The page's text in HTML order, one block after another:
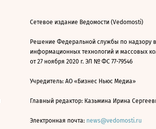
Сетевое издание Ведомости (Vedomosti)
Решение Федеральной службы по надзору
информационных технологий и массовых
от 27 ноября 2020 г. ЭЛ № ФС 77-79546
Учредитель: АО «Бизнес Ньюс Медиа»
Главный редактор: Казьмина Ирина
Электронная почта: news@vedomosti.ru